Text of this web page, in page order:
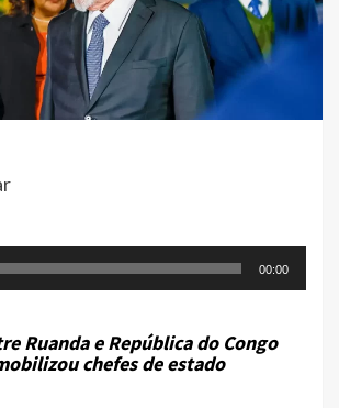
00:00
Ruanda e República do Congo
chefes de estado